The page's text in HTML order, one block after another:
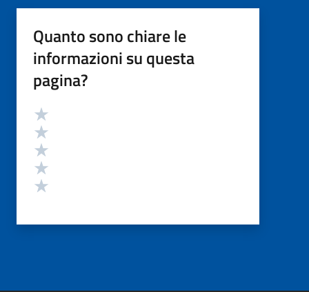
Quanto sono chiare le
informazioni su questa
pagina?
Valutazione